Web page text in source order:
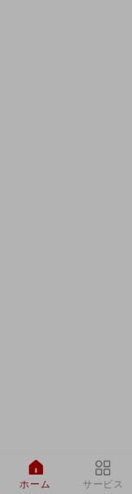
ホーム サービス